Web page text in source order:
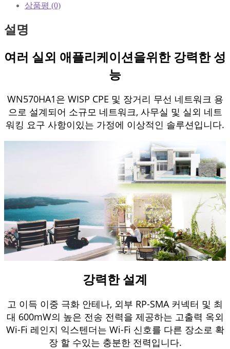
상품평 (0)
설명
여러 실외 애플리케이션을위한 강력한 성
능
WN570HA1은 WISP CPE 및 장거리 무선 네트워크 용
으로 설계되어 소규모 네트워크, 사무실 및 실외 네트
워킹 요구 사항이있는 가정에 이상적인 솔루션입니다.
강력한 설계
고 이득 이중 극화 안테나, 외부 RP-SMA 커넥터 및 최
대 600mW의 높은 전송 전력을 제공하는 고출력 옥외
Wi-Fi 레인지 익스텐더는 Wi-Fi 신호를 다른 장소로 확
장 할 수있는 충분한 전력입니다.